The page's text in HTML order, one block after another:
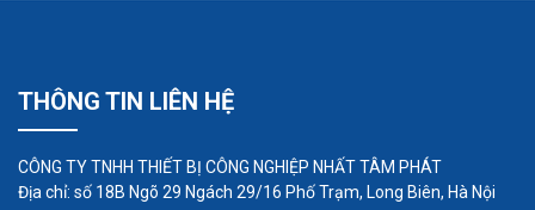
lưu lượng nước còn tùy thuộc vào nhiều yếu
v.v..
THÔNG TIN LIÊN HỆ
CÔNG TY TNHH THIẾT BỊ CÔNG NGHIỆP NHẤT TÂM PHÁT
Địa chỉ: số 18B Ngõ 29 Ngách 29/16 Phố Trạm, Long Biên, Hà Nội